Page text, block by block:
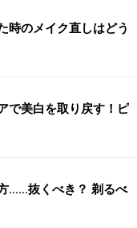
時のメイク直しはどう
で美白を取り戻す！ピ
……抜くべき？ 剃るべ